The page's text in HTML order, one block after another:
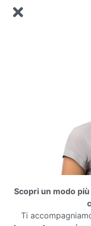
Scopri un modo
Ti